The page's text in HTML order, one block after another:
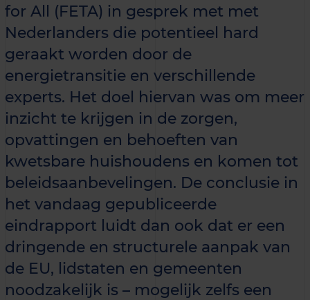
for All (FETA) in gesprek met met
Nederlanders die potentieel hard
geraakt worden door de
energietransitie en verschillende
experts. Het doel hiervan was om meer
inzicht te krijgen in de zorgen,
opvattingen en behoeften van
kwetsbare huishoudens en komen tot
beleidsaanbevelingen. De conclusie in
het vandaag gepubliceerde
eindrapport luidt dan ook dat er een
dringende en structurele aanpak van
de EU, lidstaten en gemeenten
noodzakelijk is – mogelijk zelfs een